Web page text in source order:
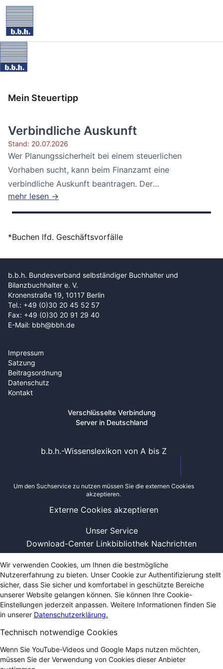
Mein Steuertipp
Verbindliche Auskunft
Stand: 20.07.2026
Wer Planungssicherheit bei einem steuerlichen
Vorhaben sucht, kann beim Finanzamt eine
verbindliche Auskunft beantragen. Der
Bundesfinanzhof...
mehr lesen →
*Buchen lfd. Geschäftsvorfälle
b.b.h. Bundesverband selbständiger Buchhalter und
Bilanzbuchhalter e. V.
Kronenstraße 19, 10117 Berlin
Tel.: +49 (0)30 20 45 52 57
Fax: +49 (0)30 20 91 29 40
E-Mail: bbh@bbh.de
Impressum
Satzung
Beitragsordnung
Datenschutz
Kontakt
Verschlüsselte Verbindung
Server in Deutschland
Unser Service
Download-Center Linkbibliothek Nachrichten
b.b.h.-Wissenslexikon von A bis Z
Um den Suchservice zu nutzen müssen Sie die externen Cookies
akzeptieren.
Externe Cookies akzeptieren
Wir verwenden Cookies, um Ihnen die bestmögliche
Nutzererfahrung zu bieten. Unser Cookie zur Authentifizierung stellt
sicher, dass Sie sicher und komfortabel in geschützte Bereiche
unserer Website gelangen können. Sie können Ihre Cookie-
Einstellungen jederzeit anpassen. Weitere Informationen finden Sie
in unserer Datenschutzerklärung.
Technisch notwendige Cookies
Wenn Sie YouTube-Videos und Google Maps nutzen möchten,
müssen Sie der Verwendung von Cookies dieser Anbieter